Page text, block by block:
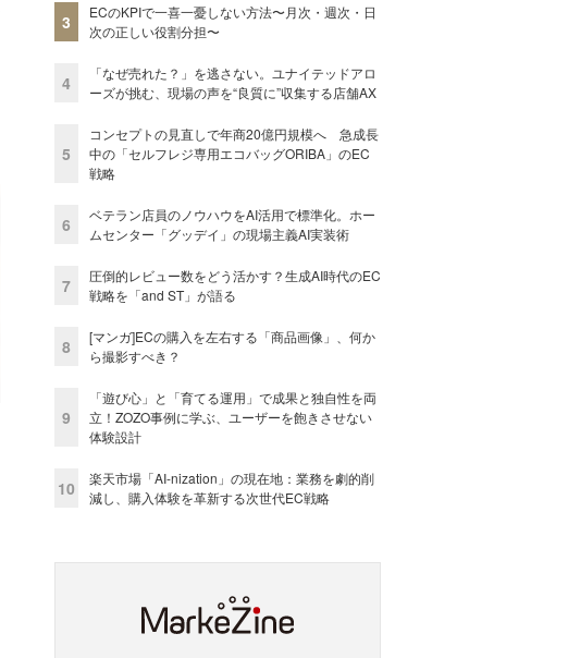
3
ECのKPIで一喜一憂しない方法〜月次・週次・日
次の正しい役割分担〜
4
「なぜ売れた？」を逃さない。ユナイテッドアロ
ーズが挑む、現場の声を“良質に”収集する店舗AX
5
コンセプトの見直しで年商20億円規模へ 急成長
中の「セルフレジ専用エコバッグORIBA」のEC
戦略
6
ベテラン店員のノウハウをAI活用で標準化。ホー
ムセンター「グッデイ」の現場主義AI実装術
7
圧倒的レビュー数をどう活かす？生成AI時代のEC
戦略を「and ST」が語る
8
[マンガ]ECの購入を左右する「商品画像」、何か
ら撮影すべき？
9
「遊び心」と「育てる運用」で成果と独自性を両
立！ZOZO事例に学ぶ、ユーザーを飽きさせない
体験設計
10
楽天市場「AI-nization」の現在地：業務を劇的削
減し、購入体験を革新する次世代EC戦略